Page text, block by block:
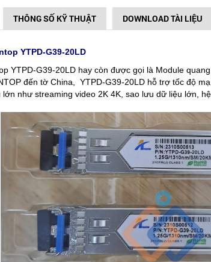
THÔNG SỐ KỸ THUẬT DOWNLOAD TÀI LIỆU
YTPD-G39-20LD
YTPD-G39-20LD hay còn được gọi là Module
đến tờ China, YTPD-G39-20LD hỗ trợ tốc độ
như streaming video 2K 4K, sao lưu dữ liệu lớn,